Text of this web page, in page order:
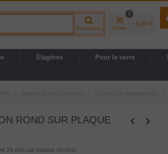
Rechercher Panier
0
- 0,00 €
Étagères Pour le verre
ROND SUR PLAQUE
25 mm sur plaque en inox.